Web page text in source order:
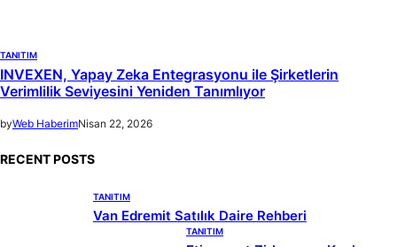
TANITIM
INVEXEN, Yapay Zeka Entegrasyonu ile Şirketlerin
Verimlilik Seviyesini Yeniden Tanımlıyor
byWeb HaberimNisan 22, 2026
RECENT POSTS
TANITIM
Van Edremit Satılık Daire Rehberi
TANITIM